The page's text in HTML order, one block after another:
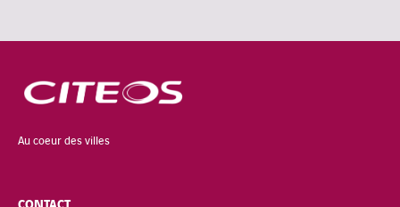
Au coeur des villes